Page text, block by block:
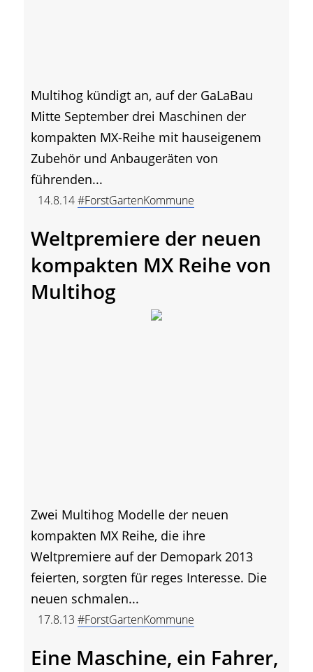
Multihog kündigt an, auf der GaLaBau
Mitte September drei Maschinen der
kompakten MX-Reihe mit hauseigenem
Zubehör und Anbaugeräten von
führenden...
14.8.14#ForstGartenKommune
Weltpremiere der neuen
kompakten MX Reihe von
Multihog
Zwei Multihog Modelle der neuen
kompakten MX Reihe, die ihre
Weltpremiere auf der Demopark 2013
feierten, sorgten für reges Interesse. Die
neuen schmalen...
17.8.13 #ForstGartenKommune
Eine Maschine, ein Fahrer,